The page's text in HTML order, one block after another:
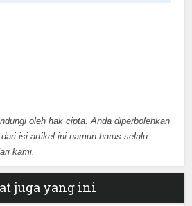
oleh hak cipta. Anda diperbolehkan
isi artikel ini namun harus selalu
kami.
juga yang ini